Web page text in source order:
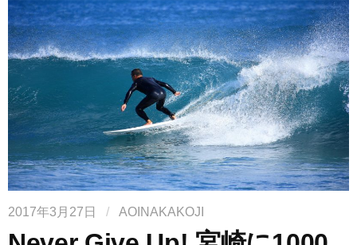
2017年3月27日 / AOINAKAKOJI